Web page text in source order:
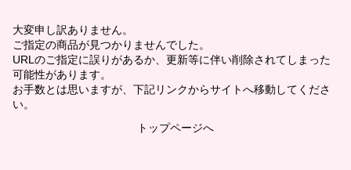
大変申し訳ありません。
ご指定の商品が見つかりませんでした。
URLのご指定に誤りがあるか、更新等に伴い削除されてしまった
可能性があります。
お手数とは思いますが、下記リンクからサイトへ移動してくださ
い。
トップページへ